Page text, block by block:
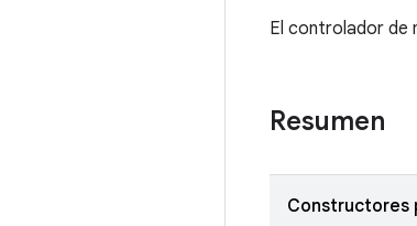
El controlador de
Resumen
Constructores